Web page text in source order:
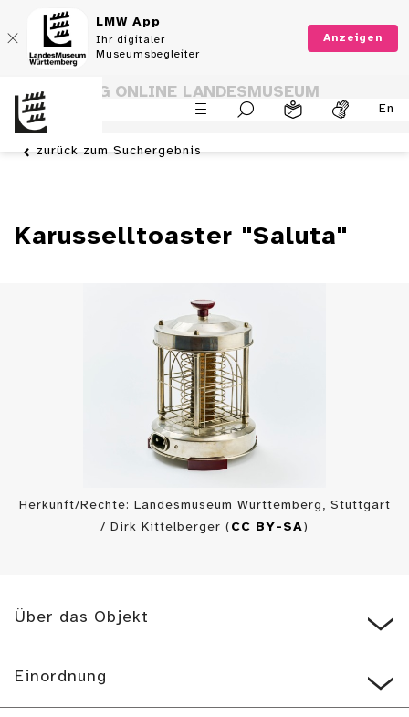
LMW App
Ihr digitaler
Museumsbegleiter
Anzeigen
En
SAMMLUNG ONLINE LANDESMUSEUM
WÜRTTEMBERG
zurück zum Suchergebnis
Karusselltoaster "Saluta"
Herkunft/Rechte: Landesmuseum Württemberg, Stuttgart
/ Dirk Kittelberger ( CC BY-SA)
Über das Objekt
Einordnung